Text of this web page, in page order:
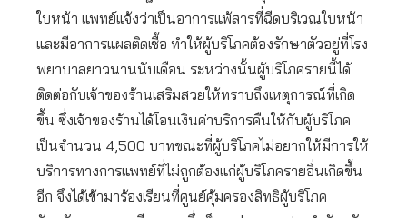
ใบหน้า แพทย์แจ้งว่าเป็นอาการแพ้สารที่ฉีดบริเวณใบหน้า
และมีอาการแผลติดเชื้อ ทำให้ผู้บริโภคต้องรักษาตัวอยู่ที่โรง
พยาบาลยาวนานนับเดือน ระหว่างนั้นผู้บริโภครายนี้ได้
ติดต่อกับเจ้าของร้านเสริมสวยให้ทราบถึงเหตุการณ์ที่เกิด
ขึ้น ซึ่งเจ้าของร้านได้โอนเงินค่าบริการคืนให้กับผู้บริโภค
เป็นจำนวน 4,500 บาทขณะที่ผู้บริโภคไม่อยากให้มีการให้
บริการทางการแพทย์ที่ไม่ถูกต้องแก่ผู้บริโภครายอื่นเกิดขึ้น
อีก จึงได้เข้ามาร้องเรียนที่ศูนย์คุ้มครองสิทธิผู้บริโภค